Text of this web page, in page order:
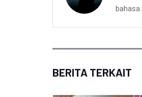
bahasa
BERITA TERKAIT